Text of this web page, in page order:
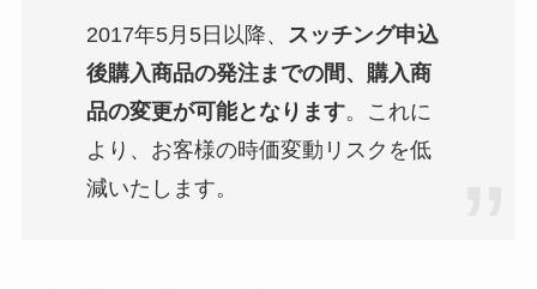
2017年5月5日以降、 スッチング申込
後購入商品の発注までの間、 購入商
品の変更が可能となります。
これに
より、お客様の時価変動リスクを低
減いたします。